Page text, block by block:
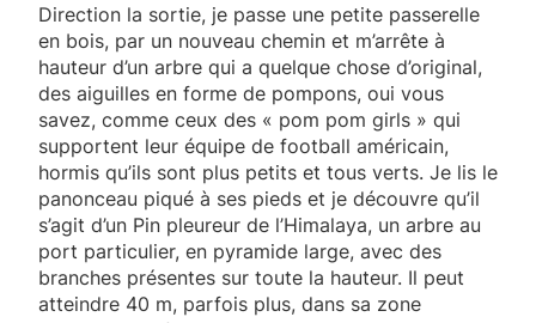
Direction la sortie, je passe une petite passerelle
en bois, par un nouveau chemin et m’arrête à
hauteur d’un arbre qui a quelque chose d’original,
des aiguilles en forme de pompons, oui vous
savez, comme ceux des « pom pom girls » qui
supportent leur équipe de football américain,
hormis qu’ils sont plus petits et tous verts. Je lis le
panonceau piqué à ses pieds et je découvre qu’il
s’agit d’un Pin pleureur de l’Himalaya, un arbre au
port particulier, en pyramide large, avec des
branches présentes sur toute la hauteur. Il peut
atteindre 40 m, parfois plus, dans sa zone